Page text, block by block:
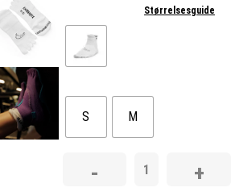
Størrelsesguide
S M